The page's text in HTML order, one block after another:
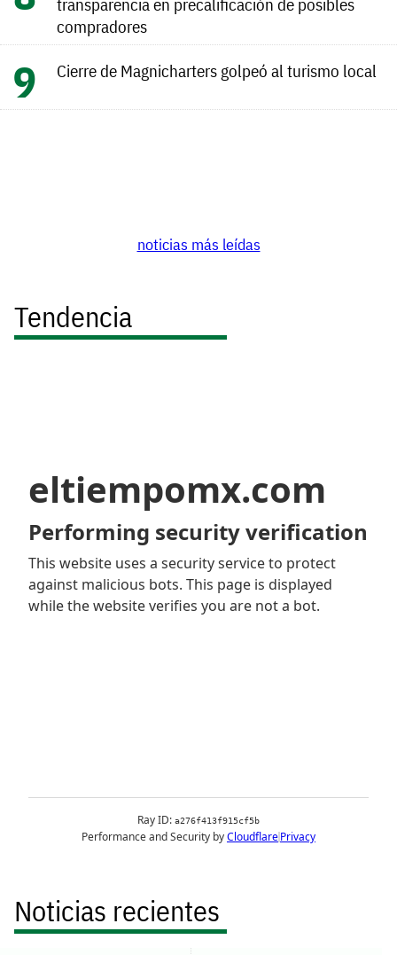
compradores
Cierre de Magnicharters golpeó al turismo local
noticias más leídas
Tendencia
Noticias recientes